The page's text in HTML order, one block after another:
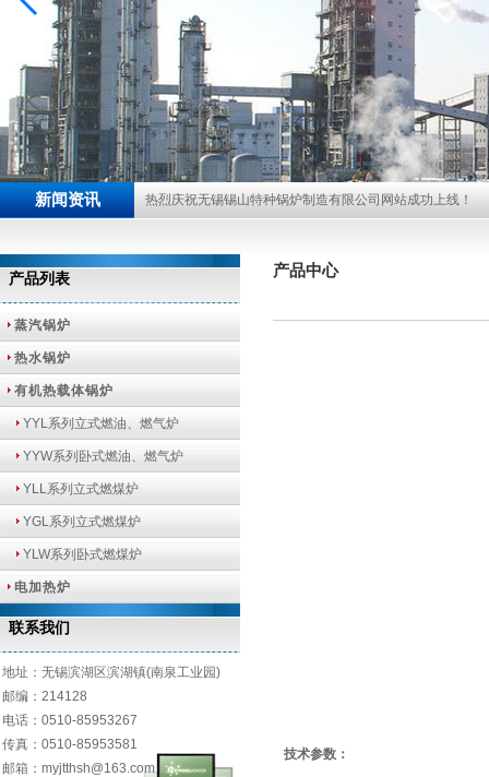
新闻资讯 热烈庆祝无锡锡山特种锅炉制造有限公司网站成功上线！
产品列表
蒸汽锅炉
热水锅炉
有机热载体锅炉
YYL系列立式燃油、燃气炉
YYW系列卧式燃油、燃气炉
YLL系列立式燃煤炉
YGL系列立式燃煤炉
YLW系列卧式燃煤炉
电加热炉
联系我们
地址：无锡滨湖区滨湖镇(南泉工业园)
邮编：214128
电话：0510-85953267
传真：0510-85953581
邮箱：myjtthsh@163.com
产品中心
技术参数：